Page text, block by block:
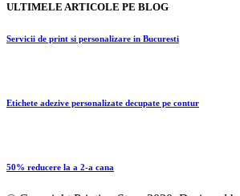
ULTIMELE ARTICOLE PE BLOG
Servicii de print si personalizare in Bucuresti
Etichete adezive personalizate decupate pe contur
50% reducere la a 2-a cana